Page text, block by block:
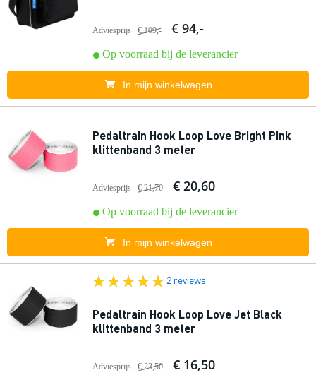
Adviesprijs € 109,- € 94,-
Op voorraad bij de leverancier
In mijn winkelwagen
Pedaltrain Hook Loop Love Bright Pink
klittenband 3 meter
Adviesprijs € 21,70 € 20,60
Op voorraad bij de leverancier
In mijn winkelwagen
2 reviews
Pedaltrain Hook Loop Love Jet Black
klittenband 3 meter
Adviesprijs € 23,50 € 16,50